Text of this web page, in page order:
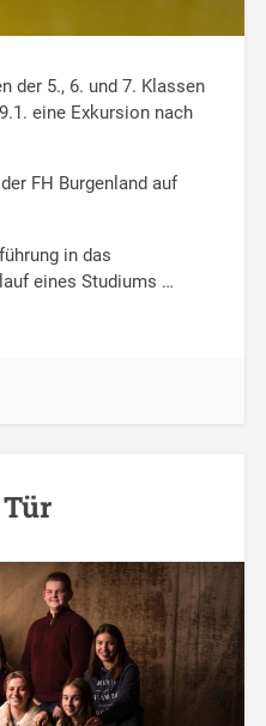
der 5., 6. und 7. Klassen
eine Exkursion nach
FH Burgenland auf
in das
eines Studiums …